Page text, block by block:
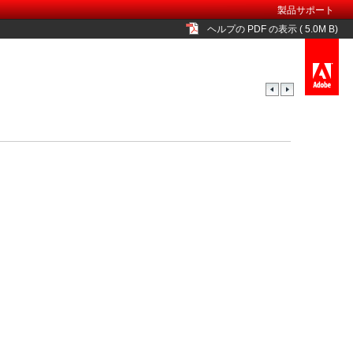
ヘルプの PDF の表示 ( 5.0M B)
製品サポート